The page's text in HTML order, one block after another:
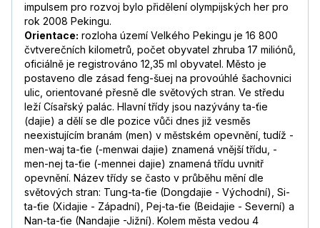
impulsem pro rozvoj bylo přidělení olympijských her pro
rok 2008 Pekingu.
Orientace: rozloha území Velkého Pekingu je 16 800
čvtverečních kilometrů, počet obyvatel zhruba 17 miliónů,
oficiálně je registrováno 12,35 ml obyvatel. Město je
postaveno dle zásad feng-šuej na provoúhlé šachovnici
ulic, orientované přesně dle světových stran. Ve středu
leží Císařský palác. Hlavní třídy jsou nazývány ta-ťie
(dajie) a dělí se dle pozice vůči dnes již vesměs
neexistujícím branám (men) v městském opevnění, tudíž -
men-waj ta-ťie (-menwai dajie) znamená vnější třídu, -
men-nej ta-ťie (-mennei dajie) znamená třídu uvnitř
opevnění. Název třídy se často v průběhu mění dle
světových stran: Tung-ta-ťie (Dongdajie - Východní), Si-
ta-ťie (Xidajie - Západní), Pej-ta-ťie (Beidajie - Severní) a
Nan-ta-ťie (Nandajie -Jižní). Kolem města vedou 4